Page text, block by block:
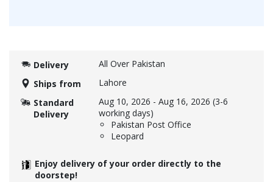
Delivery
All Over Pakistan
Ships from
Lahore
Standard
Delivery
Aug 10, 2026 - Aug 16, 2026 (3-6
working days)
Pakistan Post Office
Leopard
Enjoy delivery of your order directly to the
doorstep!